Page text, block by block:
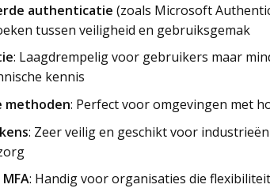
authenticatie (zoals Microsoft
tussen veiligheid en gebruiksgemak
: Laagdrempelig voor gebruikers maar
kennis
methoden: Perfect voor omgevingen met
: Zeer veilig en geschikt voor
: Handig voor organisaties die